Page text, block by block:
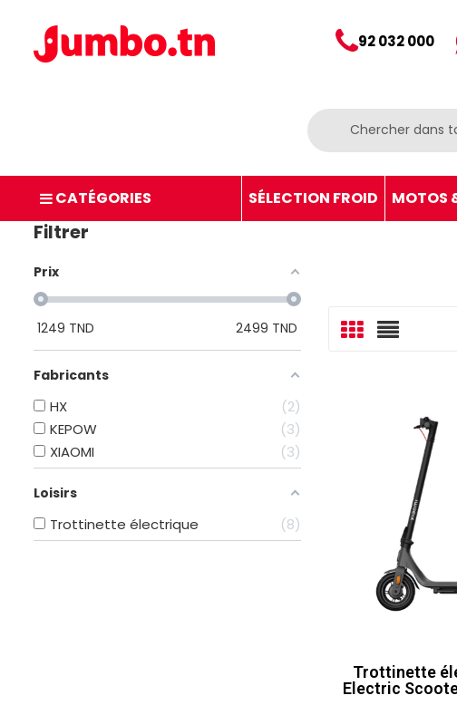
92 032 000
CATÉGORIES SÉLECTION FROID MOTOS
Filtrer
Prix
1249 TND 2499 TND
Fabricants
HX
2
KEPOW
3
XIAOMI
3
Loisirs
Trottinette électrique 8
Trottinette
Electric